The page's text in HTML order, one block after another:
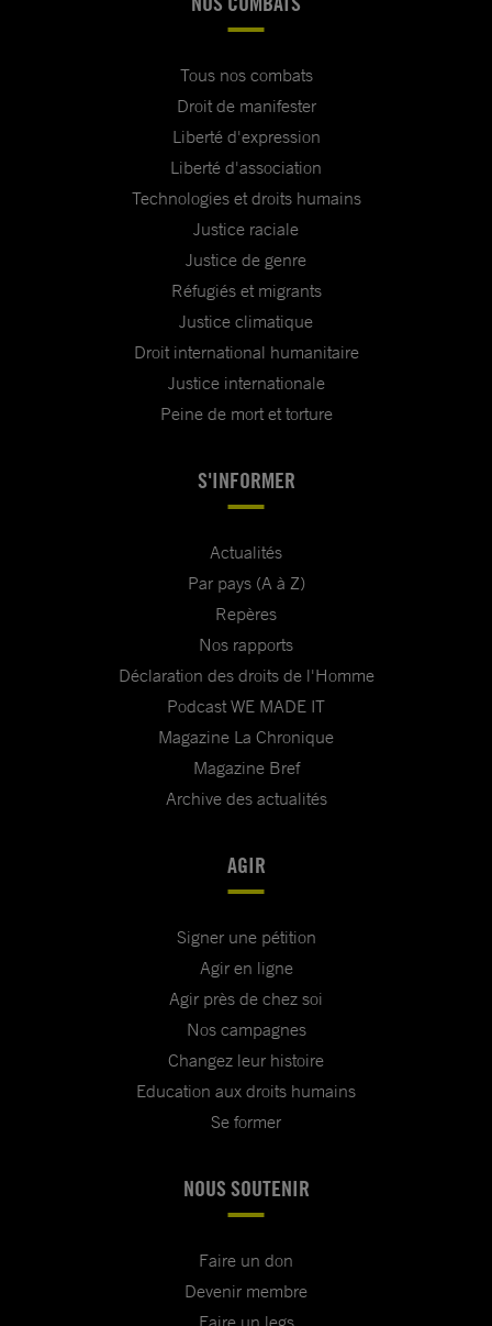
Tous nos combats
Droit de manifester
Liberté d'expression
Liberté d'association
Technologies et droits humains
Justice raciale
Justice de genre
Réfugiés et migrants
Justice climatique
Droit international humanitaire
Justice internationale
Peine de mort et torture
S'INFORMER
Actualités
Par pays (A à Z)
Repères
Nos rapports
Déclaration des droits de l'Homme
Podcast WE MADE IT
Magazine La Chronique
Magazine Bref
Archive des actualités
AGIR
Signer une pétition
Agir en ligne
Agir près de chez soi
Nos campagnes
Changez leur histoire
Education aux droits humains
Se former
NOUS SOUTENIR
Faire un don
Devenir membre
Faire un legs